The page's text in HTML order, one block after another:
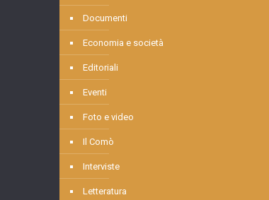
Documenti
Economia e società
Editoriali
Eventi
Foto e video
Il Comò
Interviste
Letteratura